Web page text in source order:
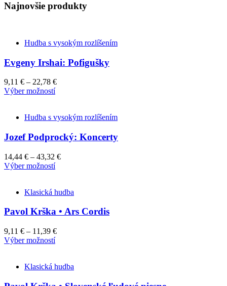
Najnovšie produkty
Hudba s vysokým rozlíšením
Evgeny Irshai: Pofigušky
9,11 € – 22,78 €
Výber možnostíThis
multiple
The
options
may
be
chosen
the
page
Hudba s vysokým rozlíšením
Jozef Podprocký: Koncerty
14,44 € – 43,32 €
Výber možnostíThis
multiple
The
may
be
the
page
Klasická hudba
Pavol Krška • Ars Cordis
9,11 € – 11,39 €
Výber možnostíThis
multiple
Klasická hudba